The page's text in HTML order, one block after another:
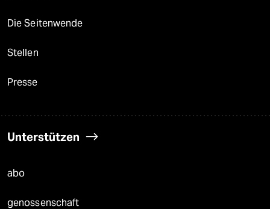
Die Seitenwende
Stellen
Presse
Unterstützen
abo
genossenschaft